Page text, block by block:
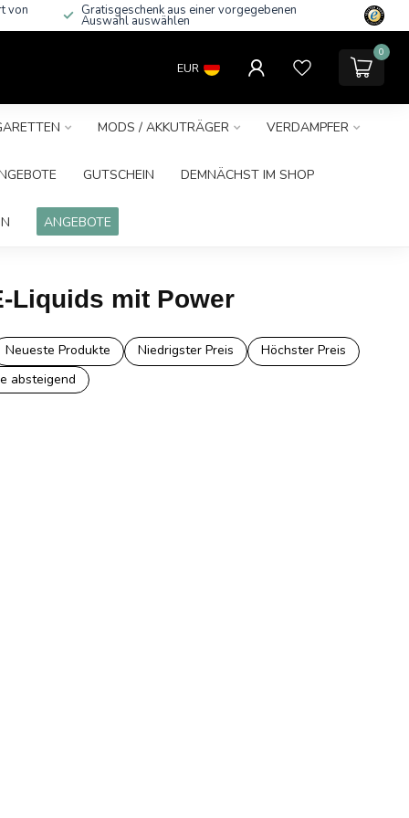
von Gratisgeschenk aus einer vorgegebenen
Auswahl auswählen
EUR
0
MODS / AKKUTRÄGER VERDAMPFER
GUTSCHEIN DEMNÄCHST IM SHOP
ANGEBOTE
Liquids mit Power
Neueste Produkte Niedrigster Preis
Höchster Preis
absteigend